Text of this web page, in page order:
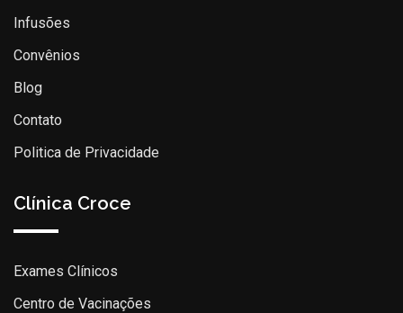
Infusões
Convênios
Blog
Contato
Politica de Privacidade
Clínica Croce
Exames Clínicos
Centro de Vacinações